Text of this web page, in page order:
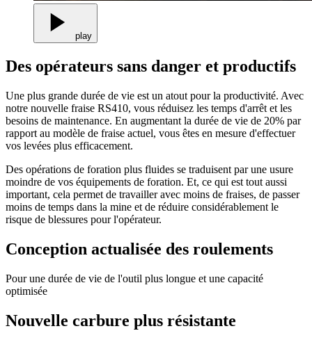
play
Des opérateurs sans danger et productifs
Une plus grande durée de vie est un atout pour la productivité. Avec
notre nouvelle fraise RS410, vous réduisez les temps d'arrêt et les
besoins de maintenance. En augmentant la durée de vie de 20% par
rapport au modèle de fraise actuel, vous êtes en mesure d'effectuer
vos levées plus efficacement.
Des opérations de foration plus fluides se traduisent par une usure
moindre de vos équipements de foration. Et, ce qui est tout aussi
important, cela permet de travailler avec moins de fraises, de passer
moins de temps dans la mine et de réduire considérablement le
risque de blessures pour l'opérateur.
Conception actualisée des roulements
Pour une durée de vie de l'outil plus longue et une capacité
optimisée
Nouvelle carbure plus résistante